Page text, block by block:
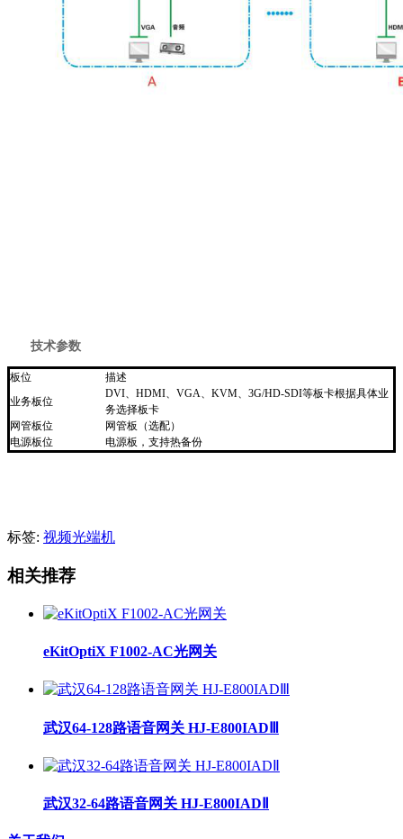
技术参数
板位
描述
业务板位
DVI、HDMI、VGA、KVM、3G/HD-SDI等板卡根据具体业
务选择板卡
网管板位
网管板（选配）
电源板位
电源板，支持热备份
标签: 视频光端机
相关推荐
eKitOptiX F1002-AC光网关
武汉64-128路语音网关 HJ-E800IADⅢ
武汉32-64路语音网关 HJ-E800IADⅡ